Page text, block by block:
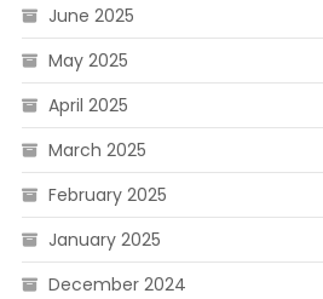
June 2025
May 2025
April 2025
March 2025
February 2025
January 2025
December 2024